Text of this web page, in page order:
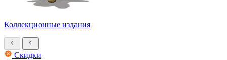
Коллекционные издания
Скидки